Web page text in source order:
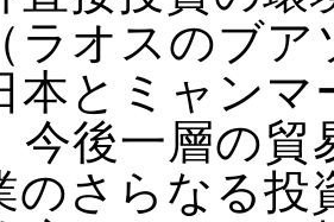
ラオスのブ
本とミャン
今後一層の貿
のさらなる